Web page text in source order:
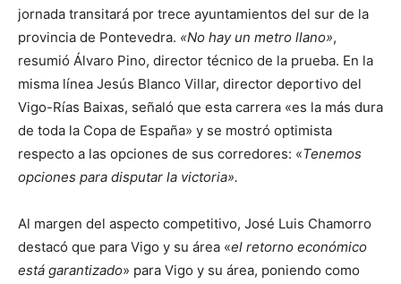
jornada transitará por trece ayuntamientos del sur de la
provincia de Pontevedra. «No hay un metro llano»,
resumió Álvaro Pino, director técnico de la prueba. En la
misma línea Jesús Blanco Villar, director deportivo del
Vigo-Rías Baixas, señaló que esta carrera «es la más dura
de toda la Copa de España» y se mostró optimista
respecto a las opciones de sus corredores: «Tenemos
opciones para disputar la victoria».
Al margen del aspecto competitivo, José Luis Chamorro
destacó que para Vigo y su área «el retorno económico
está garantizado» para Vigo y su área, poniendo como